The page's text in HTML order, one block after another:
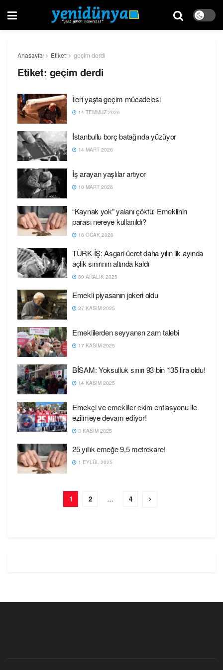
Anasayfa Etiket geçim derdi
Etiket: geçim derdi
İleri yaşta geçim mücadelesi
14 TEMMUZ 2026
İstanbullu borç batağında yüzüyor
14 MART 2026
İş arayan yaşlılar artıyor
10 MART 2026
“Kaynak yok” yalanı çöktü: Emeklinin
parası nereye kullanıldı?
16 OCAK 2026
TÜRK-İŞ: Asgari ücret daha yılın ilk ayında
açlık sınırının altında kaldı
30 ARALIK 2025
Emekli piyasanın jokeri oldu
27 KASIM 2025
Emeklilerden seyyanen zam talebi
17 KASIM 2025
BİSAM: Yoksulluk sınırı 93 bin 135 lira oldu!
14 KASIM 2025
Emekçi ve emekliler ekim enflasyonu ile
ezilmeye devam ediyor!
3 KASIM 2025
25 yıllık emeğe 9,5 metrekare!
1 EYLÜL 2025
1 2 … 4